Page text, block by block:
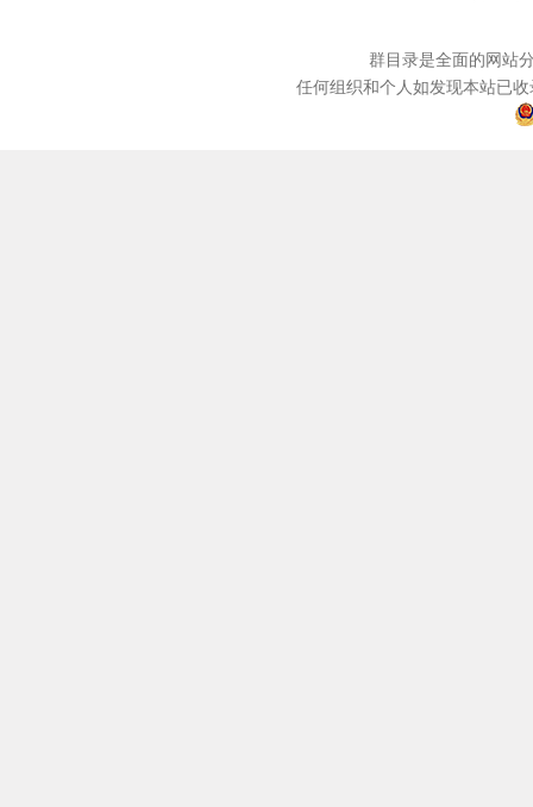
群目录是全面的网站
任何组织和个人如发现本站已